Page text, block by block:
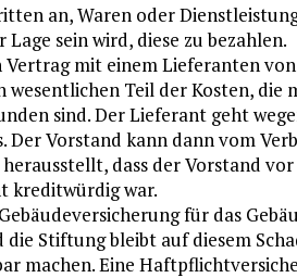
an, Waren oder
sein wird, diese zu bezahlen.
mit einem Lieferanten
wesentlichen Teil der Kosten, die
sind. Der Lieferant geht
Der Vorstand kann dann vom
herausstellt, dass der Vorstand
kreditwürdig war.
für das
Stiftung bleibt auf diesem
machen. Eine